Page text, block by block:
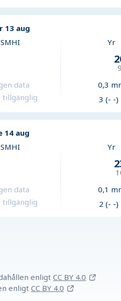
13 aug
SMHI
data
tillgänglig
Yr
0,3
3 (- -)
14 aug
SMHI
data
tillgänglig
Yr
0,1
2 (- -)
enligt CC BY 4.0
enligt CC BY 4.0